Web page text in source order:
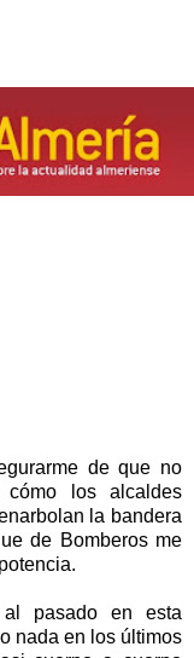
de que no
los alcaldes
la bandera
de Bomberos me
pasado en esta
nada en los últimos